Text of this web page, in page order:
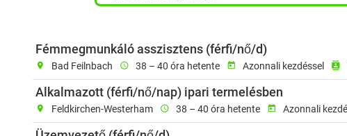
Fémmegmunkáló asszisztens (férfi/nő/d)Munkavégzés
location_on Bad Feilnbach schedule 38 – 40 óra hetente today Azonnali kezdéssel contacts
Alkalmazott (férfi/nő/nap) ipari termelésben
location_on Feldkirchen-Westerham schedule 38 – 40 óra hetente today Azonnali
Munkavégzés helye: